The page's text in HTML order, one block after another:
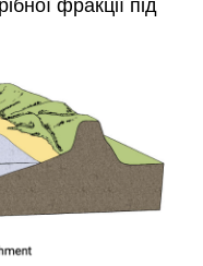
фракції під